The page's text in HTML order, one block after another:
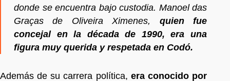
donde se encuentra bajo custodia. Manoel das
Graças de Oliveira Ximenes, quien fue
concejal en la década de 1990, era una
figura muy querida y respetada en Codó.
Además de su carrera política, era conocido por